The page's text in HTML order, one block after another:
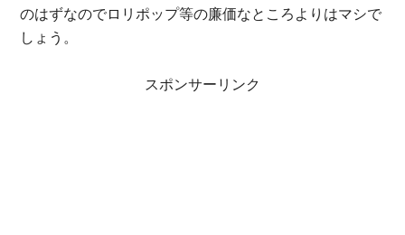
のはずなのでロリポップ等の廉価なところよりはマシで
しょう。
スポンサーリンク